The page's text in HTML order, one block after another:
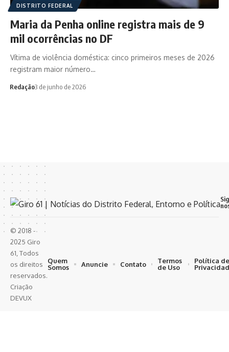
DISTRITO FEDERAL
Maria da Penha online registra mais de 9
mil ocorrências no DF
Vítima de violência doméstica: cinco primeiros meses de 2026
registram maior número…
Redação3 de junho de 2026
© 2018 -
2025 Giro
61, Todos
os direitos
reservados.
Criação
DEVUX
Quem
Somos
Anuncie Contato
Termos
de Uso
Política